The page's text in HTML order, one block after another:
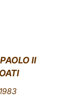
中文
II